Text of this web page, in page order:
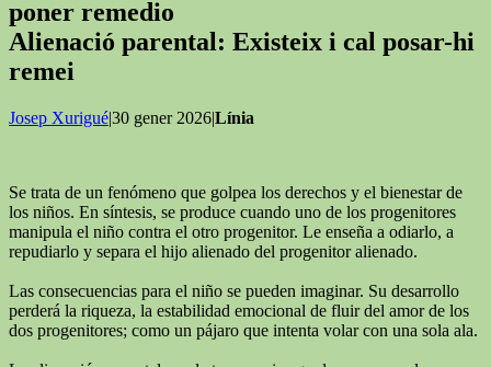
poner remedio
Alienació parental: Existeix i cal posar-hi
remei
Josep Xurigué|30 gener 2026|Línia
Se trata de un fenómeno que golpea los derechos y el bienestar de
los niños. En síntesis, se produce cuando uno de los progenitores
manipula el niño contra el otro progenitor. Le enseña a odiarlo, a
repudiarlo y separa el hijo alienado del progenitor alienado.
Las consecuencias para el niño se pueden imaginar. Su desarrollo
perderá la riqueza, la estabilidad emocional de fluir del amor de los
dos progenitores; como un pájaro que intenta volar con una sola ala.